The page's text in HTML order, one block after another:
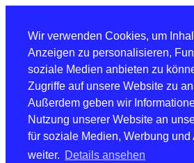
Wir verwenden Cookies, um
Anzeigen zu personalisieren,
soziale Medien anbieten zu
Zugriffe auf unsere Website zu
Außerdem geben wir
Nutzung unserer Website an
für soziale Medien, Werbung und
weiter. Details ansehen